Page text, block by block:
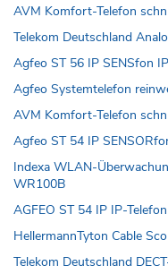
AVM Komfort-Telefon
Telekom Deutschland
Agfeo ST 56 IP SENSfon
Agfeo Systemtelefon
AVM Komfort-Telefon
Agfeo ST 54 IP
Indexa WLAN-
WR100B
AGFEO ST 54 IP IP-
HellermannTyton Cable
Telekom Deutschland